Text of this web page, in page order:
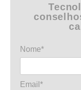
Nome*
Email*